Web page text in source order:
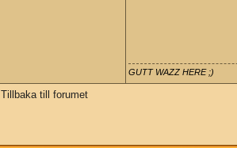
GUTT WAZZ HERE ;)
Tillbaka till forumet